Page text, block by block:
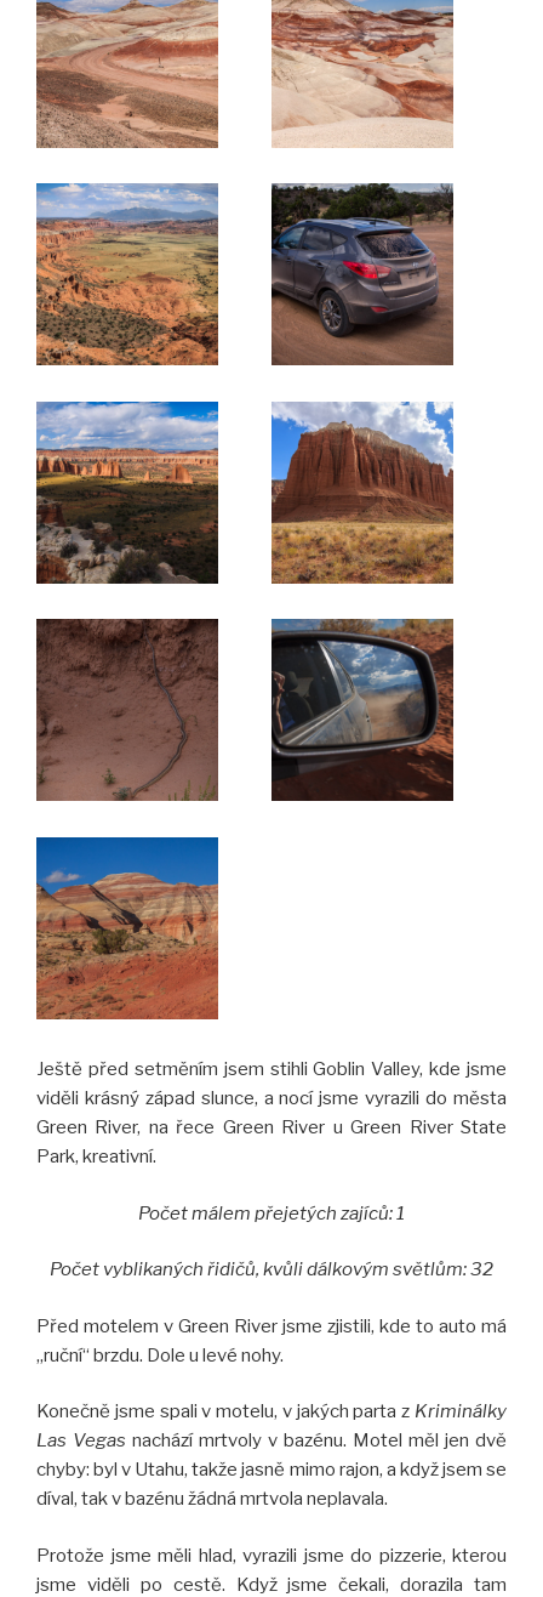
Ještě před setměním jsem stihli Goblin Valley, kde jsme
viděli krásný západ slunce, a nocí jsme vyrazili do města
Green River, na řece Green River u Green River State
Park, kreativní.
Počet málem přejetých zajíců: 1
Počet vyblikaných řidičů, kvůli dálkovým světlům: 32
Před motelem v Green River jsme zjistili, kde to auto má
„ruční“ brzdu. Dole u levé nohy.
Konečně jsme spali v motelu, v jakých parta z Kriminálky
Las Vegas nachází mrtvoly v bazénu. Motel měl jen dvě
chyby: byl v Utahu, takže jasně mimo rajon, a když jsem se
díval, tak v bazénu žádná mrtvola neplavala.
Protože jsme měli hlad, vyrazili jsme do pizzerie, kterou
jsme viděli po cestě. Když jsme čekali, dorazila tam